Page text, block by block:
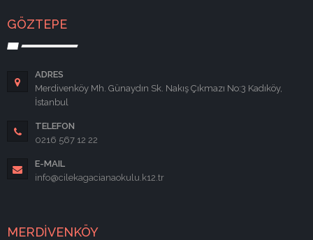
GÖZTEPE
ADRES
Merdivenköy Mh. Günaydın Sk. Nakış Çıkmazı No:3 Kadıköy,
İstanbul
TELEFON
0216 567 12 22
E-MAIL
info@cilekagacianaokulu.k12.tr
MERDİVENKÖY